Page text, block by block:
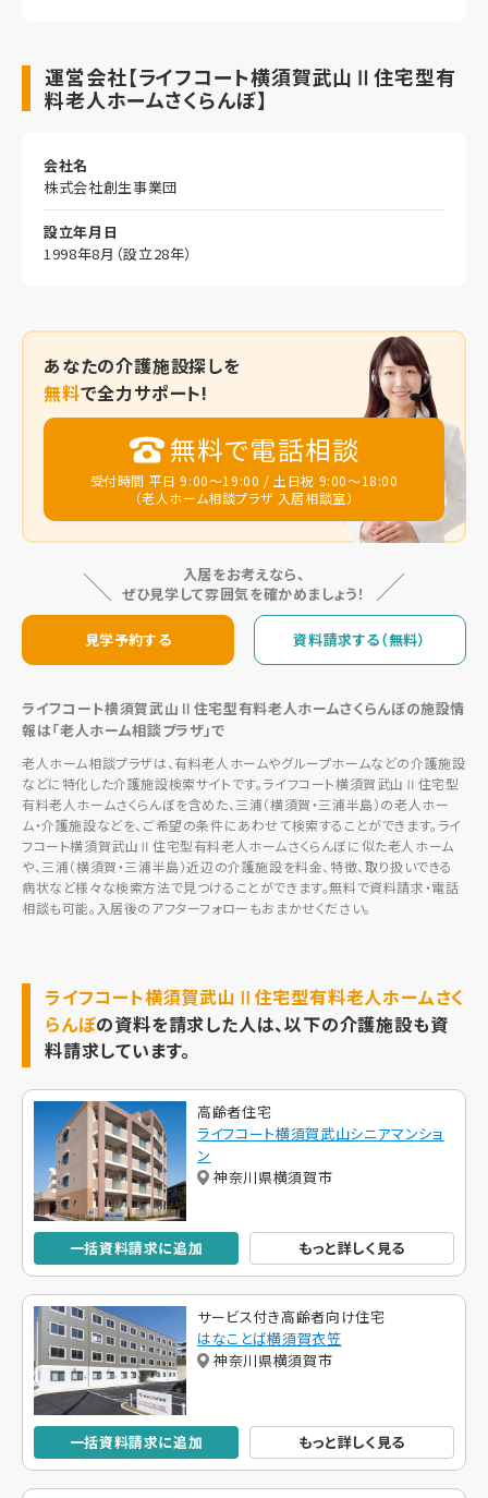
運営会社【ライフコート横須賀武山Ⅱ住宅型有
料老人ホームさくらんぼ】
会社名
株式会社創生事業団
設立年月日
1998年8月（設立28年）
あなたの介護施設探しを
無料で全力サポート!
無料で電話相談
受付時間 平日 9:00～19:00 / 土日祝 9:00～18:00
（老人ホーム相談プラザ 入居相談室）
入居をお考えなら、
ぜひ見学して雰囲気を確かめましょう！
見学予約する 資料請求する（無料）
ライフコート横須賀武山Ⅱ住宅型有料老人ホームさくらんぼの施設情
報は「老人ホーム相談プラザ」で
老人ホーム相談プラザは、有料老人ホームやグループホームなどの介護施設
などに特化した介護施設検索サイトです。ライフコート横須賀武山Ⅱ住宅型
有料老人ホームさくらんぼを含めた、三浦（横須賀・三浦半島）の老人ホー
ム・介護施設などを、ご希望の条件にあわせて検索することができます。ライ
フコート横須賀武山Ⅱ住宅型有料老人ホームさくらんぼに似た老人ホーム
や、三浦（横須賀・三浦半島）近辺の介護施設を料金、特徴、取り扱いできる
病状など様々な検索方法で見つけることができます。無料で資料請求・電話
相談も可能。入居後のアフターフォローもおまかせください。
ライフコート横須賀武山Ⅱ住宅型有料老人ホームさく
らんぼの資料を請求した人は、以下の介護施設も資
料請求しています。
高齢者住宅
ライフコート横須賀武山シニアマンショ
ン
神奈川県横須賀市
一括資料請求に追加 もっと詳しく見る
サービス付き高齢者向け住宅
はなことば横須賀衣笠
神奈川県横須賀市
一括資料請求に追加 もっと詳しく見る